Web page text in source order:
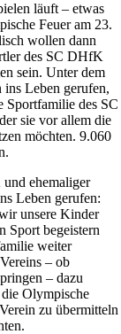
läuft – etwas
Feuer am 23.
wollen dann
des SC DHfK
sein. Unter dem
Leben gerufen,
Sportfamilie des SC
sie vor allem die
möchten. 9.060
ehemaliger
Leben gerufen:
unsere Kinder
Sport begeistern
weiter
– ob
– dazu
Olympische
zu übermitteln